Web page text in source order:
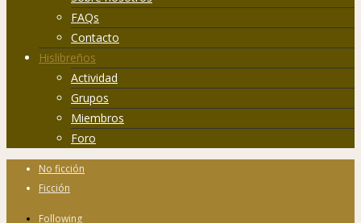
FAQs
Contacto
Hislibreños
Actividad
Grupos
Miembros
Foro
No ficción
Ficción
Following